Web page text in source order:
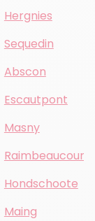
Hergnies
Sequedin
Abscon
Escautpont
Masny
Raimbeaucourt
Hondschoote
Maing